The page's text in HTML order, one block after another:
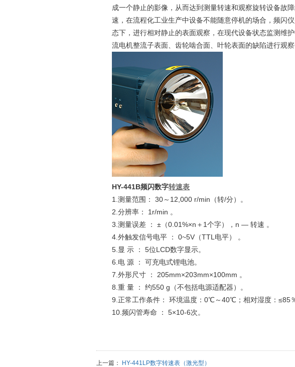
成一个静止的影像，从而达到测量转速和观察旋转设备故
速，在流程化工业生产中设备不能随意停机的场合，频闪
态下，进行相对静止的表面观察，在现代设备状态监测维
流电机整流子表面、齿轮啮合面、叶轮表面的缺陷进行观察
HY-441B频闪数字转速表
1.测量范围： 30～12,000 r/min（转/分）。
2.分辨率： 1r/min 。
3.测量误差 ： ±（0.01%×n＋1个字），n — 转速 。
4.外触发信号电平 ： 0~5V（TTL电平） 。
5.显 示 ： 5位LCD数字显示。
6.电 源 ： 可充电式锂电池。
7.外形尺寸 ： 205mm×203mm×100mm 。
8.重 量 ： 约550 g（不包括电源适配器）。
9.正常工作条件： 环境温度：0℃～40℃；相对湿度：≤85
10.频闪管寿命 ： 5×10-6次。
上一篇：
HY-441LP数字转速表（激光型）